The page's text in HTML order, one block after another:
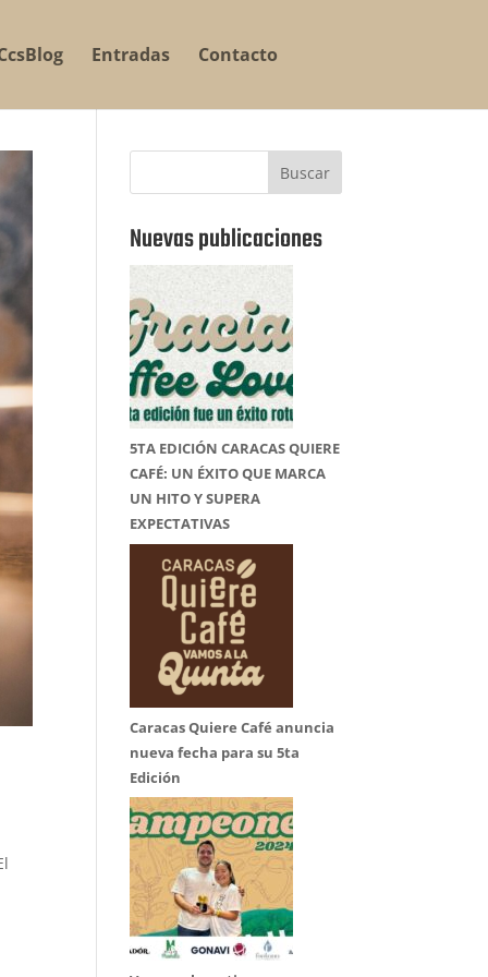
Entradas Contacto
Buscar
Nuevas publicaciones
5TA EDICIÓN CARACAS QUIERE
CAFÉ: UN ÉXITO QUE MARCA
UN HITO Y SUPERA
EXPECTATIVAS
Caracas Quiere Café anuncia
nueva fecha para su 5ta
Edición